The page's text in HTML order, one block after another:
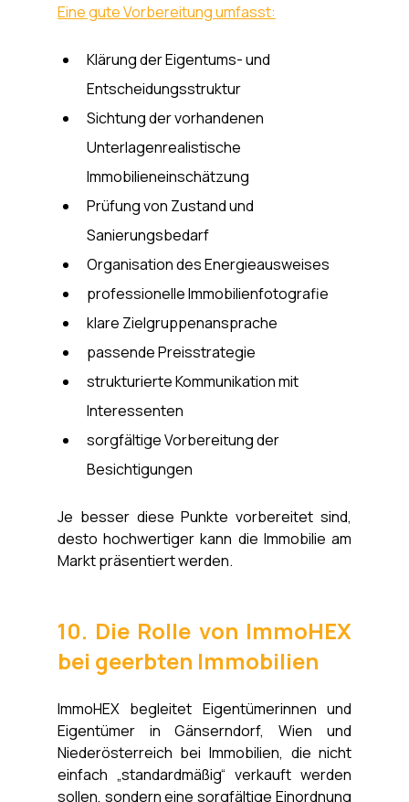
Eine gute Vorbereitung umfasst:
Klärung der Eigentums- und
Entscheidungsstruktur
Sichtung der vorhandenen
Unterlagenrealistische
Immobilieneinschätzung
Prüfung von Zustand und
Sanierungsbedarf
Organisation des Energieausweises
professionelle Immobilienfotografie
klare Zielgruppenansprache
passende Preisstrategie
strukturierte Kommunikation mit
Interessenten
sorgfältige Vorbereitung der
Besichtigungen
Je besser diese Punkte vorbereitet sind,
desto hochwertiger kann die Immobilie am
Markt präsentiert werden.
10. Die Rolle von ImmoHEX
bei geerbten Immobilien
ImmoHEX begleitet Eigentümerinnen und
Eigentümer in Gänserndorf, Wien und
Niederösterreich bei Immobilien, die nicht
einfach „standardmäßig“ verkauft werden
sollen, sondern eine sorgfältige Einordnung